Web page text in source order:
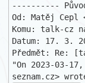
----------
Od: Matěj Cepl
Komu: talk-cz
Datum: 17. 3.
Předmět: Re:
"On 2023-03-